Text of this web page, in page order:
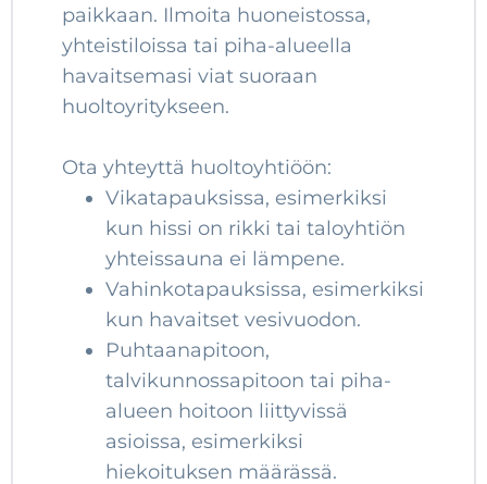
paikkaan. Ilmoita huoneistossa,
yhteistiloissa tai piha-alueella
havaitsemasi viat suoraan
huoltoyritykseen.
Ota yhteyttä huoltoyhtiöön:
Vikatapauksissa, esimerkiksi
kun hissi on rikki tai taloyhtiön
yhteissauna ei lämpene.
Vahinkotapauksissa, esimerkiksi
kun havaitset vesivuodon.
Puhtaanapitoon,
talvikunnossapitoon tai piha-
alueen hoitoon liittyvissä
asioissa, esimerkiksi
hiekoituksen määrässä.